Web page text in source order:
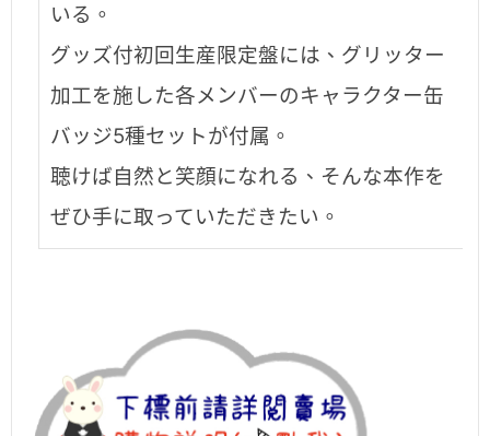
いる。
グッズ付初回生産限定盤には、グリッター
加工を施した各メンバーのキャラクター缶
バッジ5種セットが付属。
聴けば自然と笑顔になれる、そんな本作を
ぜひ手に取っていただきたい。